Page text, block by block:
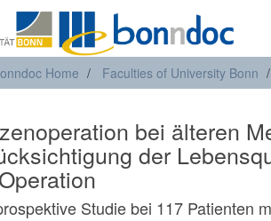
Home Faculties of University Bonn
bei älteren
der
Studie bei 117 Patienten